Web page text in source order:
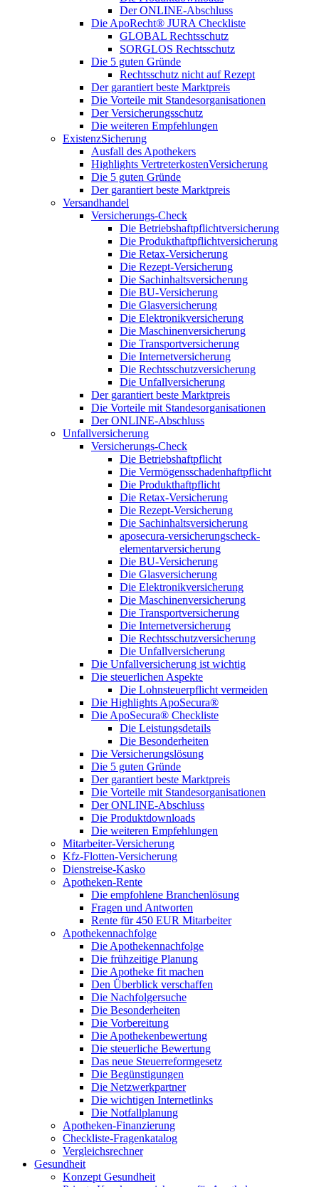
Der ONLINE-Abschluss
Die ApoRecht® JURA Checkliste
GLOBAL Rechtsschutz
SORGLOS Rechtsschutz
Die 5 guten Gründe
Rechtsschutz nicht auf Rezept
Der garantiert beste Marktpreis
Die Vorteile mit Standesorganisationen
Der Versicherungsschutz
Die weiteren Empfehlungen
ExistenzSicherung
Ausfall des Apothekers
Highlights VertreterkostenVersicherung
Die 5 guten Gründe
Der garantiert beste Marktpreis
Versandhandel
Versicherungs-Check
Die Betriebshaftpflichtversicherung
Die Produkthaftpflichtversicherung
Die Retax-Versicherung
Die Rezept-Versicherung
Die Sachinhaltsversicherung
Die BU-Versicherung
Die Glasversicherung
Die Elektronikversicherung
Die Maschinenversicherung
Die Transportversicherung
Die Internetversicherung
Die Rechtsschutzversicherung
Die Unfallversicherung
Der garantiert beste Marktpreis
Die Vorteile mit Standesorganisationen
Der ONLINE-Abschluss
Unfallversicherung
Versicherungs-Check
Die Betriebshaftpflicht
Die Vermögensschadenhaftpflicht
Die Produkthaftpflicht
Die Retax-Versicherung
Die Rezept-Versicherung
Die Sachinhaltsversicherung
aposecura-versicherungscheck-
elementarversicherung
Die BU-Versicherung
Die Glasversicherung
Die Elektronikversicherung
Die Maschinenversicherung
Die Transportversicherung
Die Internetversicherung
Die Rechtsschutzversicherung
Die Unfallversicherung
Die Unfallversicherung ist wichtig
Die steuerlichen Aspekte
Die Lohnsteuerpflicht vermeiden
Die Highlights ApoSecura®
Die ApoSecura® Checkliste
Die Leistungsdetails
Die Besonderheiten
Die Versicherungslösung
Die 5 guten Gründe
Der garantiert beste Marktpreis
Die Vorteile mit Standesorganisationen
Der ONLINE-Abschluss
Die Produktdownloads
Die weiteren Empfehlungen
Mitarbeiter-Versicherung
Kfz-Flotten-Versicherung
Dienstreise-Kasko
Apotheken-Rente
Die empfohlene Branchenlösung
Fragen und Antworten
Rente für 450 EUR Mitarbeiter
Apothekennachfolge
Die Apothekennachfolge
Die frühzeitige Planung
Die Apotheke fit machen
Den Überblick verschaffen
Die Nachfolgersuche
Die Besonderheiten
Die Vorbereitung
Die Apothekenbewertung
Die steuerliche Bewertung
Das neue Steuerreformgesetz
Die Begünstigungen
Die Netzwerkpartner
Die wichtigen Internetlinks
Die Notfallplanung
Apotheken-Finanzierung
Checkliste-Fragenkatalog
Vergleichsrechner
Gesundheit
Konzept Gesundheit